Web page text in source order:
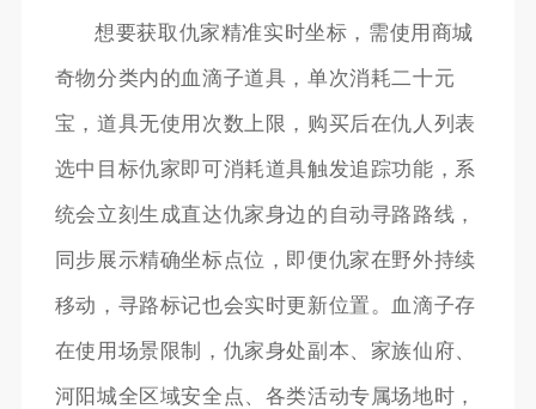
想要获取仇家精准实时坐标，需使用商城
奇物分类内的血滴子道具，单次消耗二十元
宝，道具无使用次数上限，购买后在仇人列表
选中目标仇家即可消耗道具触发追踪功能，系
统会立刻生成直达仇家身边的自动寻路路线，
同步展示精确坐标点位，即便仇家在野外持续
移动，寻路标记也会实时更新位置。血滴子存
在使用场景限制，仇家身处副本、家族仙府、
河阳城全区域安全点、各类活动专属场地时，